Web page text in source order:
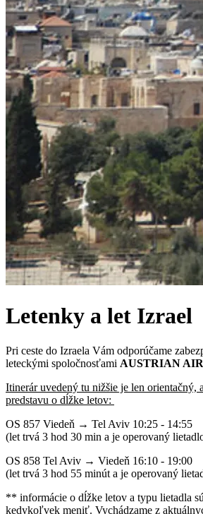
Letenky a let Izrael
Pri ceste do Izraela Vám odporúčame
leteckými spoločnosťami AUSTRIAN
Itinerár uvedený tu nižšie je len orientačný,
predstavu o dĺžke letov:
OS 857 Viedeň → Tel Aviv 10:25 - 14:55
(let trvá 3 hod 30 min a je operovaný
OS 858 Tel Aviv → Viedeň 16:10 - 19:00
(let trvá 3 hod 55 minút a je operovaný
** informácie o dĺžke letov a typu lietadla
kedykoľvek meniť. Vychádzame z